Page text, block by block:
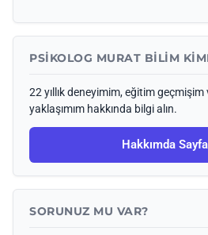
PSIKOLOG MURAT BILIM
22 yıllık deneyimim, eğitim
yaklaşımım hakkında bilgi alın.
Hakkımda
SORUNUZ MU VAR?